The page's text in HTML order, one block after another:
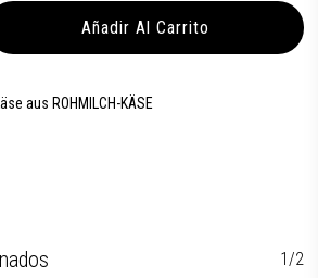
Añadir Al Carrito
aus ROHMILCH-KÄSE
1/2